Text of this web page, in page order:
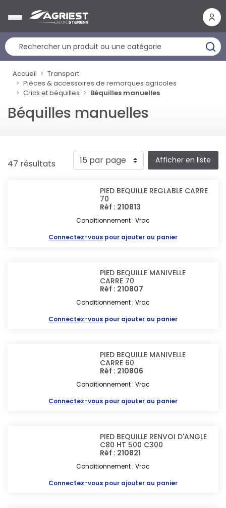
Accueil
Transport
Pièces & accessoires de remorques agricoles
Crics et béquilles
Béquilles manuelles
Béquilles manuelles
47 résultats Afficher en liste
PIED BEQUILLE REGLABLE CARRE
70
Réf : 210813
Conditionnement : Vrac
Connectez-vous pour ajouter au panier
PIED BEQUILLE MANIVELLE
CARRE 70
Réf : 210807
Conditionnement : Vrac
Connectez-vous pour ajouter au panier
PIED BEQUILLE MANIVELLE
CARRE 60
Réf : 210806
Conditionnement : Vrac
Connectez-vous pour ajouter au panier
PIED BEQUILLE RENVOI D'ANGLE
C80 HT 500 C300
Réf : 210821
Conditionnement : Vrac
Connectez-vous pour ajouter au panier